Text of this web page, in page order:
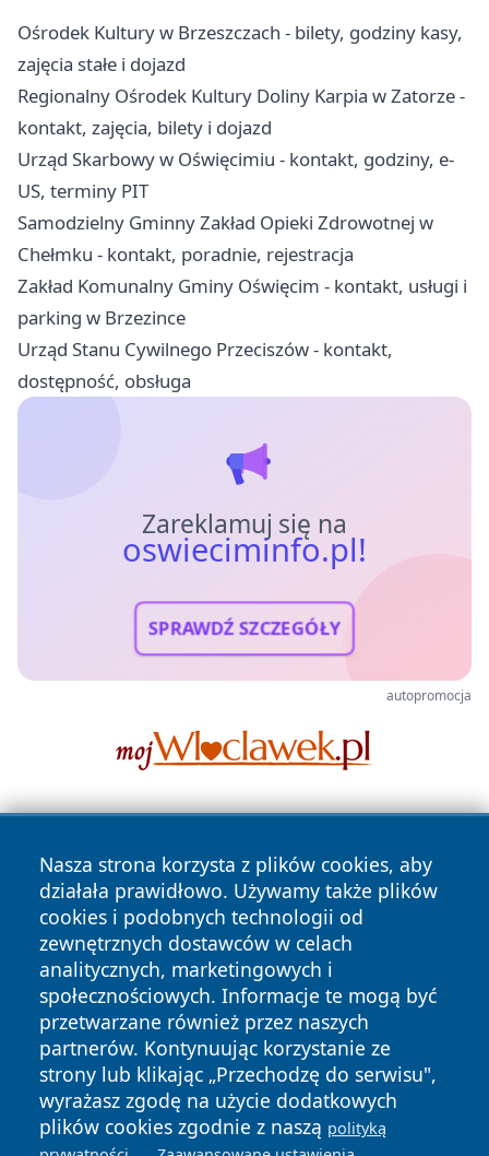
Ośrodek Kultury w Brzeszczach - bilety, godziny kasy,
zajęcia stałe i dojazd
Regionalny Ośrodek Kultury Doliny Karpia w Zatorze -
kontakt, zajęcia, bilety i dojazd
Urząd Skarbowy w Oświęcimiu - kontakt, godziny, e-
US, terminy PIT
Samodzielny Gminny Zakład Opieki Zdrowotnej w
Chełmku - kontakt, poradnie, rejestracja
Zakład Komunalny Gminy Oświęcim - kontakt, usługi i
parking w Brzezince
Urząd Stanu Cywilnego Przeciszów - kontakt,
dostępność, obsługa
Zareklamuj się na
oswieciminfo.pl!
SPRAWDŹ SZCZEGÓŁY
autopromocja
Nasza strona korzysta z plików cookies, aby
działała prawidłowo. Używamy także plików
cookies i podobnych technologii od
zewnętrznych dostawców w celach
analitycznych, marketingowych i
społecznościowych. Informacje te mogą być
przetwarzane również przez naszych
partnerów. Kontynuując korzystanie ze
strony lub klikając „Przechodzę do serwisu",
wyrażasz zgodę na użycie dodatkowych
plików cookies zgodnie z naszą polityką
Copyright © 2026 oswieciminfo.pl Wszystkie prawa
zastrzeżone.
News Autorzy
Polityka
Prywatności
Polityka
Cookies